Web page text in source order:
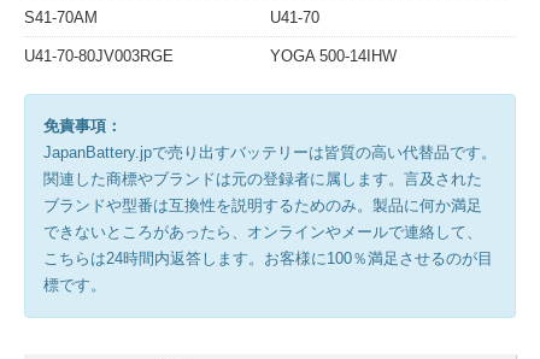
S41-70AM U41-70
U41-70-80JV003RGE YOGA 500-14IHW
免責事項：
JapanBattery.jpで売り出すバッテリーは皆質の高い代替品です。
関連した商標やブランドは元の登録者に属します。言及された
ブランドや型番は互換性を説明するためのみ。製品に何か満足
できないところがあったら、オンラインやメールで連絡して、
こちらは24時間内返答します。お客様に100％満足させるのが目
標です。